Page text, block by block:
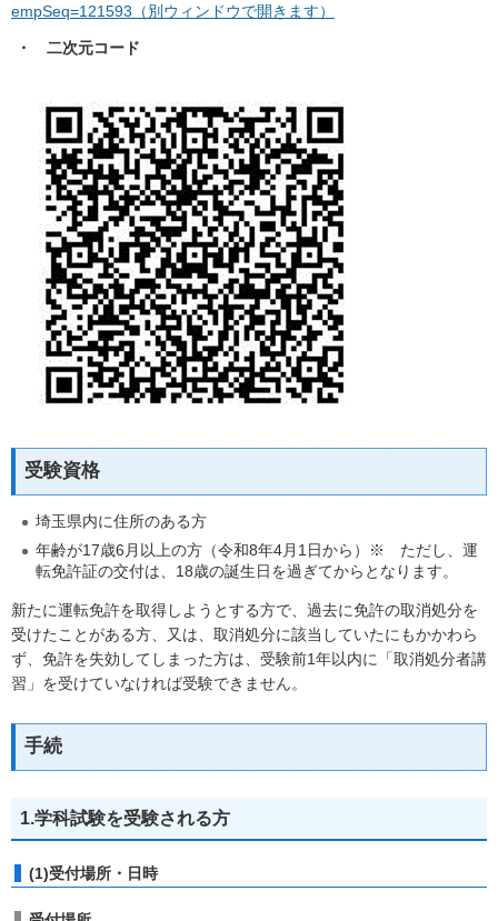
empSeq=121593（別ウィンドウで開きます）
・ 二次元コード
受験資格
埼玉県内に住所のある方
年齢が17歳6月以上の方（令和8年4月1日から）※ ただし、運
転免許証の交付は、18歳の誕生日を過ぎてからとなります。
新たに運転免許を取得しようとする方で、過去に免許の取消処分を
受けたことがある方、又は、取消処分に該当していたにもかかわら
ず、免許を失効してしまった方は、受験前1年以内に「取消処分者講
習」を受けていなければ受験できません。
手続
1.学科試験を受験される方
(1)受付場所・日時